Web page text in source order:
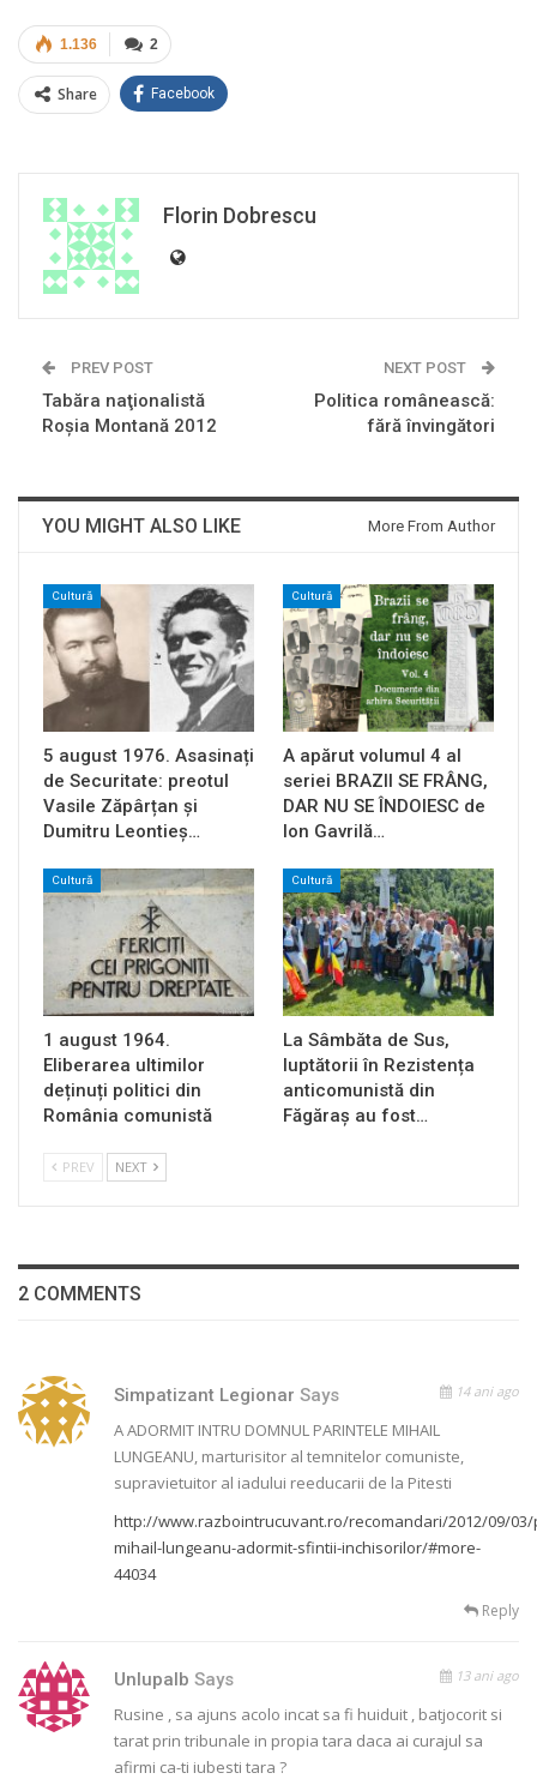
2
1.136
Share Facebook
Florin Dobrescu
PREV POST
Tabăra naţionalistă
Roşia Montană 2012
NEXT POST
Politica românească:
fără învingători
YOU MIGHT ALSO LIKE More From Author
Cultură
5 august 1976. Asasinați
de Securitate: preotul
Vasile Zăpârțan și
Dumitru Leontieș…
Cultură
A apărut volumul 4 al
seriei BRAZII SE FRÂNG,
DAR NU SE ÎNDOIESC de
Ion Gavrilă…
Cultură
1 august 1964.
Eliberarea ultimilor
deținuți politici din
România comunistă
Cultură
La Sâmbăta de Sus,
luptătorii în Rezistența
anticomunistă din
Făgăraș au fost…
PREV NEXT
2 COMMENTS
Simpatizant Legionar Says 14 ani ago
A ADORMIT INTRU DOMNUL PARINTELE MIHAIL
LUNGEANU, marturisitor al temnitelor comuniste,
supravietuitor al iadului reeducarii de la Pitesti
http://www.razbointrucuvant.ro/recomandari/2012/09/03/
mihail-lungeanu-adormit-sfintii-inchisorilor/#more-
44034
Reply
Unlupalb Says 13 ani ago
Rusine , sa ajuns acolo incat sa fi huiduit , batjocorit si
tarat prin tribunale in propia tara daca ai curajul sa
afirmi ca-ti iubesti tara ?